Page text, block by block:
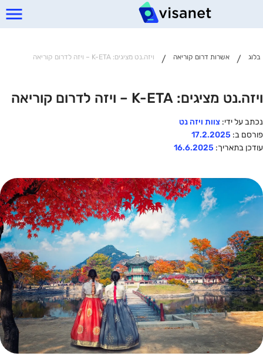
בלוג / אשרות דרום קוריאה / ויזה.נט מציגים: K-ETA – ויזה לדרום קוריאה
ויזה.נט מציגים: K-ETA – ויזה לדרום קוריאה
נכתב על ידי: צוות ויזה נט
פורסם ב: 17.2.2025
עודכן בתאריך: 16.6.2025